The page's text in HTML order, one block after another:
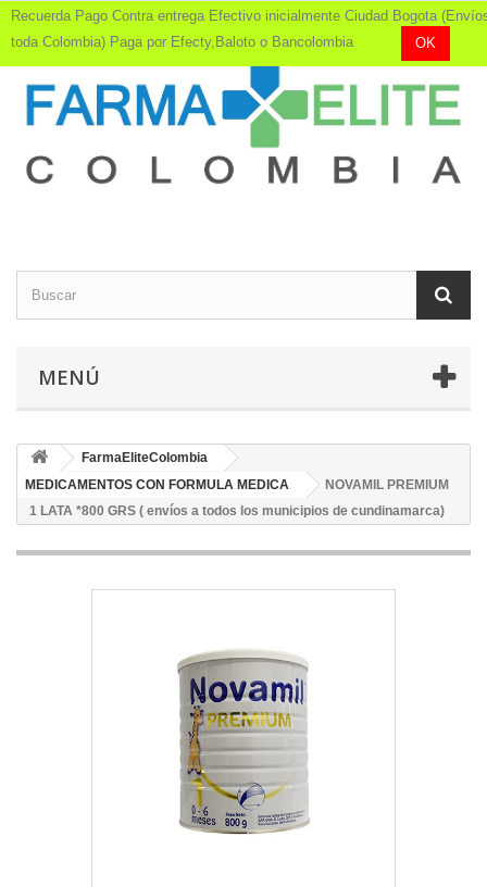
MENÚ
FarmaEliteColombia
MEDICAMENTOS CON FORMULA MEDICA
NOVAMIL PREMIUM
1 LATA *800 GRS ( envíos a todos los municipios de cundinamarca)
Recuerda Pago Contra entrega Efectivo inicialmente Ciudad Bogota
toda Colombia) Paga por Efecty,Baloto o Bancolombia
OK